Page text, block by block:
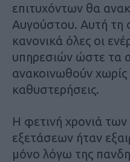
επιτυχόντων θα
Αυγούστου. Αυτή τη
κανονικά όλες οι
υπηρεσιών ώστε τα
ανακοινωθούν
καθυστερήσεις.
Η φετινή χρονιά
εξετάσεων ήταν
μόνο λόγω της